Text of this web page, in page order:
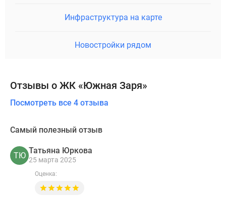
Инфраструктура на карте
Новостройки рядом
Отзывы о ЖК «Южная Заря»
Посмотреть все 4 отзыва
Самый полезный отзыв
ТЮ
Татьяна Юркова
25 марта 2025
Оценка: